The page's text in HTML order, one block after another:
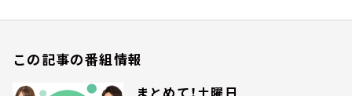
この記事の番組情報
まとめて！土曜日